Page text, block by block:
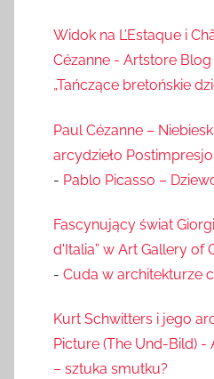
Widok na L’Estaque i
Cézanne - Artstore Blog
„Tańczące bretońskie
Paul Cézanne –
arcydzieło
- Pablo Picasso –
Fascynujący świat
d'Italia” w Art Gallery of
- Cuda w architekturze
Kurt Schwitters i jego
Picture (The Und-Bild) -
– sztuka smutku?